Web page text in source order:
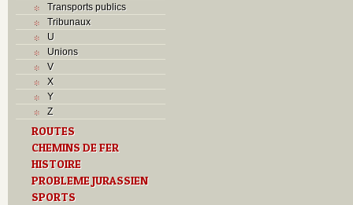
Transports publics
Tribunaux
U
Unions
V
X
Y
Z
ROUTES
CHEMINS DE FER
HISTOIRE
PROBLEME JURASSIEN
SPORTS